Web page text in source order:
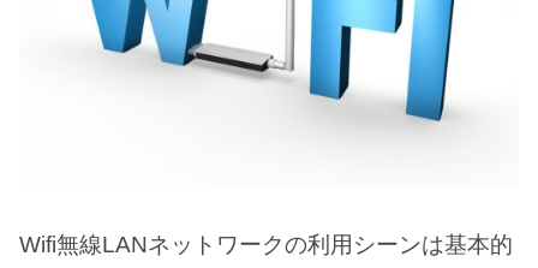
Wifi無線LANネットワークの利用シーンは基本的